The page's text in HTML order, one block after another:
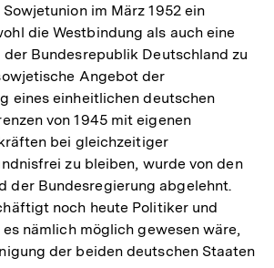
im März 1952 ein
die Westbindung als auch eine
Bundesrepublik Deutschland zu
Angebot der
eines einheitlichen deutschen
von 1945 mit eigenen
bei gleichzeitiger
zu bleiben, wurde von den
der Bundesregierung abgelehnt.
noch heute Politiker und
nämlich möglich gewesen wäre,
der beiden deutschen Staaten